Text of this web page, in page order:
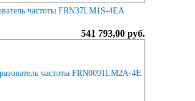
частоты FRN37LM1S-4EA
541 793,00 руб.